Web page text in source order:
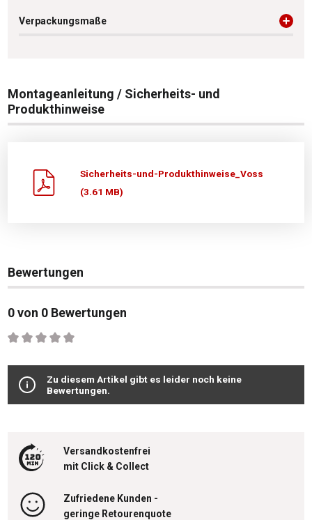
Verpackungsmaße
Montageanleitung / Sicherheits- und
Produkthinweise
Sicherheits-und-Produkthinweise_Voss
(3.61 MB)
Bewertungen
0 von 0 Bewertungen
Durchschnittliche Bewertung von 0 von 5 Sternen
Zu diesem Artikel gibt es leider noch keine
Bewertungen.
Versandkostenfrei
mit Click & Collect
Zufriedene Kunden -
geringe Retourenquote